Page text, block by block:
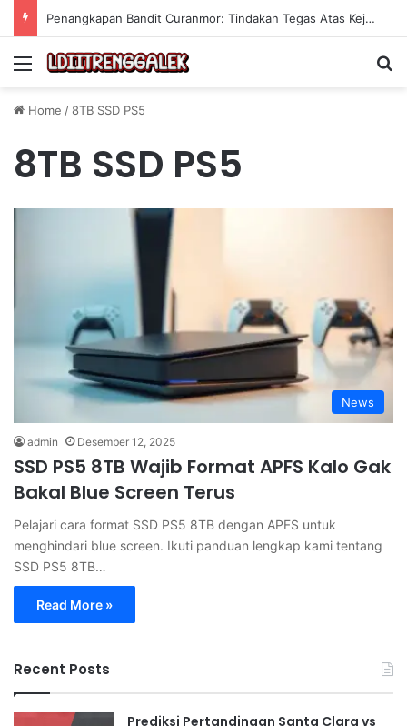
Penangkapan Bandit Curanmor: Tindakan Tegas Atas Kejahatan Sepeda Motor
Menu
Home /8TB SSD PS5
8TB SSD PS5
News
admin Desember 12, 2025
SSD PS5 8TB Wajib Format APFS Kalo Gak
Bakal Blue Screen Terus
Pelajari cara format SSD PS5 8TB dengan APFS untuk
menghindari blue screen. Ikuti panduan lengkap kami tentang
SSD PS5 8TB…
Read More »
Recent Posts
Prediksi Pertandingan Santa Clara vs